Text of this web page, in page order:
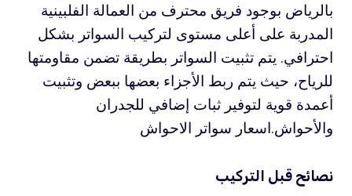
بالرياض بوجود فريق محترف من العمالة الفلبينية
المدربة على أعلى مستوى لتركيب السواتر بشكل
احترافي. يتم تثبيت السواتر بطريقة تضمن مقاومتها
للرياح، حيث يتم ربط الأجزاء بعضها ببعض وتثبيت
أعمدة قوية لتوفير ثبات إضافي للجدران
والأحواش.اسعار سواتر الاحواش
نصائح قبل التركيب